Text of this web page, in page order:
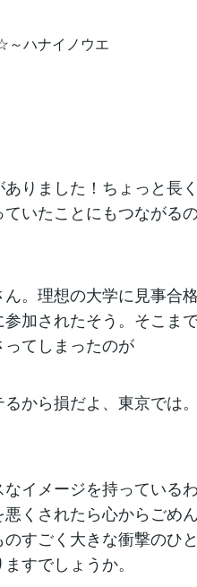
ハナイノウエ
りました！ちょっと長
いたことにもつながる
。理想の大学に見事合
加されたそう。そこま
てしまったのが
から損だよ、東京では
イメージを持っている
くされたら心からごめ
すごく大きな衝撃のひ
すでしょうか。